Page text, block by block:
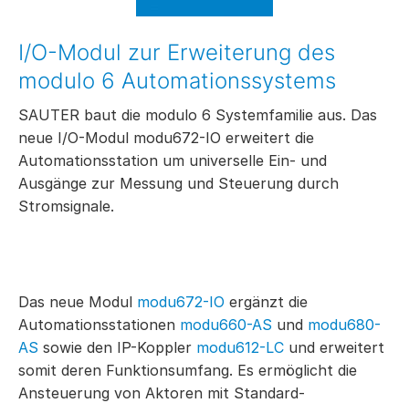
I/O-Modul zur Erweiterung des
modulo 6 Automationssystems
SAUTER baut die modulo 6 Systemfamilie aus. Das
neue I/O-Modul modu672-IO erweitert die
Automationsstation um universelle Ein- und
Ausgänge zur Messung und Steuerung durch
Stromsignale.
Das neue Modul modu672-IO ergänzt die
Automationsstationen modu660-AS und modu680-
AS sowie den IP-Koppler modu612-LC und erweitert
somit deren Funktionsumfang. Es ermöglicht die
Ansteuerung von Aktoren mit Standard-